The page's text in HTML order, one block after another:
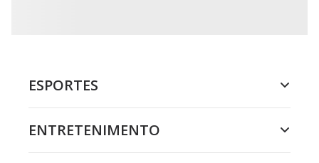
ESPORTES
ENTRETENIMENTO